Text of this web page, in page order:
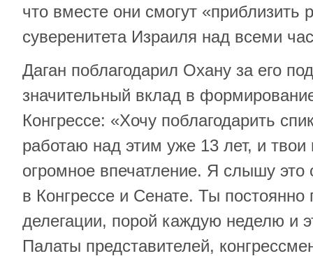
что вместе они смогут «приблизить
суверенитета Израиля над всеми
Даган поблагодарил Охану за его
значительный вклад в
Конгрессе: «Хочу поблагодарить
работаю над этим уже 13 лет, и твои
огромное впечатление. Я слышу это
в Конгрессе и Сенате. Ты
делегации, порой каждую неделю и
Палаты представителей,